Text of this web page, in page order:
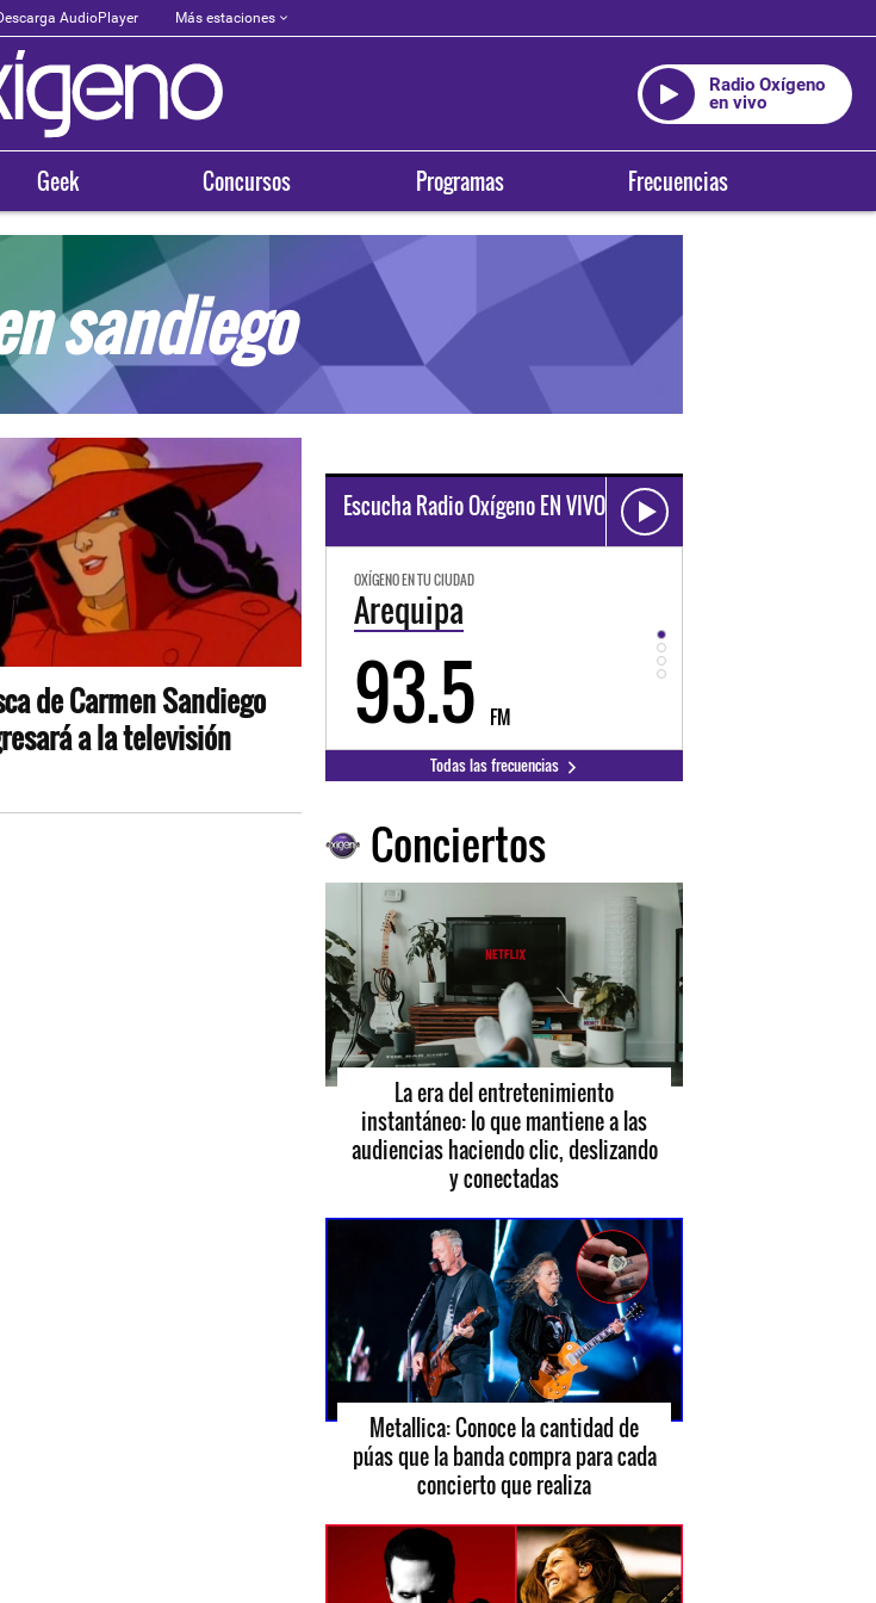
AudioPlayer Más estaciones
Radio Oxígeno
en vivo
Geek Concursos Programas Frecuencias
sandiego
de Carmen Sandiego
a la televisión
Escucha Radio Oxígeno EN VIVO
OXÍGENO EN TU CIUDAD
Arequipa
93.5 FM
OXÍGENO EN TU CIUDAD
Trujillo
98.3
Todas las frecuencias
Conciertos
La era del entretenimiento
instantáneo: lo que mantiene a las
audiencias haciendo clic, deslizando
y conectadas
Metallica: Conoce la cantidad de
púas que la banda compra para cada
concierto que realiza